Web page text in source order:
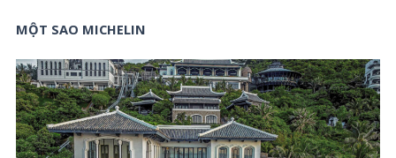
MỘT SAO MICHELIN